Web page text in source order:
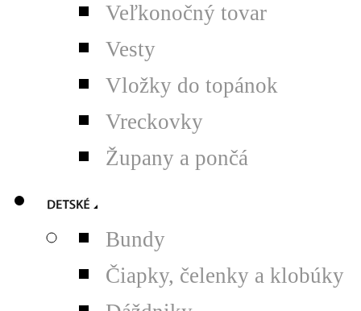
Veľkonočný tovar
Vesty
Vložky do topánok
Vreckovky
Župany a pončá
Bundy
Čiapky, čelenky a klobúky